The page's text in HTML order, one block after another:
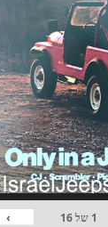
1 של16
›